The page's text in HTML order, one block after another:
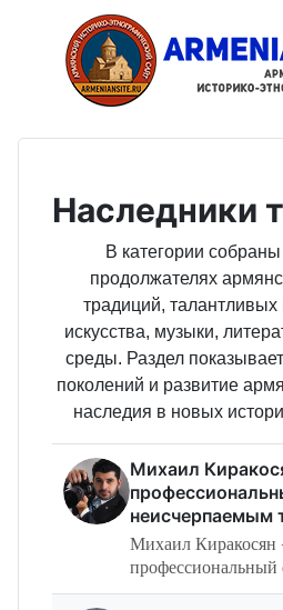
Наследники
В категории
продолжателях
традиций, талантливых
искусства, музыки,
среды. Раздел
поколений и развитие
наследия в новых
Михаил
неисчерпаемым
Михаил
профессиональный
летним опытом